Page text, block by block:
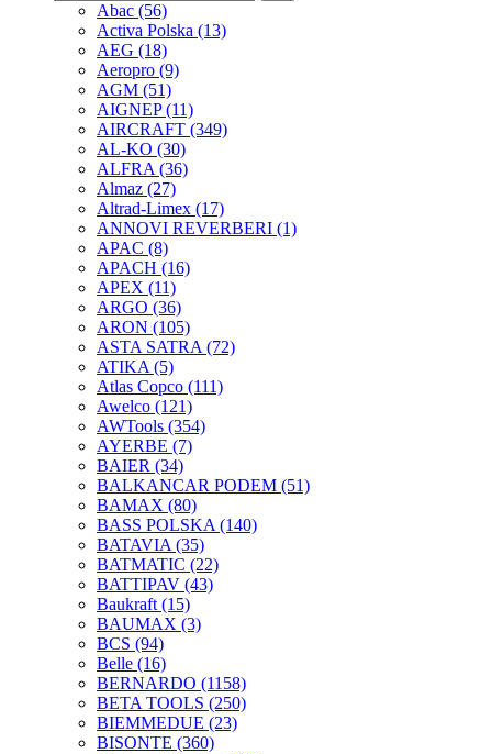
Abac (56)
Activa Polska (13)
AEG (18)
Aeropro (9)
AGM (51)
AIGNEP(11)
AIRCRAFT (349)
AL-KO (30)
ALFRA (36)
Almaz (27)
Altrad-Limex (17)
ANNOVI REVERBERI (1)
APAC (8)
APACH (16)
APEX (11)
ARGO (36)
ARON (105)
ASTA SATRA (72)
ATIKA (5)
Atlas Copco (111)
Awelco (121)
AWTools (354)
AYERBE (7)
BAIER (34)
BALKANCAR PODEM (51)
BAMAX (80)
BASS POLSKA (140)
BATAVIA (35)
BATMATIC (22)
BATTIPAV (43)
Baukraft (15)
BAUMAX (3)
BCS (94)
Belle (16)
BERNARDO (1158)
BETA TOOLS (250)
BIEMMEDUE (23)
BISONTE (360)